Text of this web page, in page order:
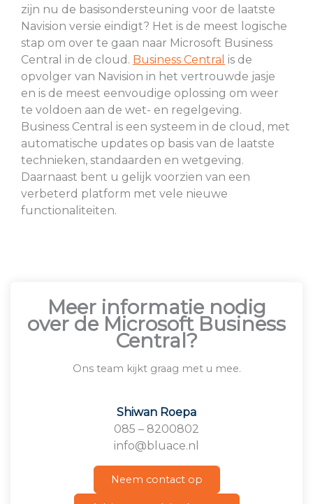
zijn nu de basisondersteuning voor de laatste
Navision versie eindigt? Het is de meest logische
stap om over te gaan naar Microsoft Business
Central in de cloud. Business Central is de
opvolger van Navision in het vertrouwde jasje
en is de meest eenvoudige oplossing om weer
te voldoen aan de wet- en regelgeving.
Business Central is een systeem in de cloud, met
automatische updates op basis van de laatste
technieken, standaarden en wetgeving.
Daarnaast bent u gelijk voorzien van een
verbeterd platform met vele nieuwe
functionaliteiten.
Meer informatie nodig
over de Microsoft Business
Central?
Ons team kijkt graag met u mee.
Shiwan Roepa
085 – 8200802
info@bluace.nl
Neem contact op